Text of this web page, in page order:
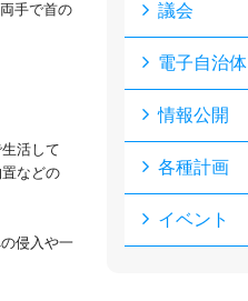
手で首の
活して
などの
侵入や一
議会
電子自治体
情報公開
各種計画
イベント